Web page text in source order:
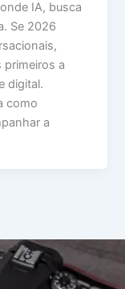
IA, busca
Se 2026
primeiros a
digital.
como
a